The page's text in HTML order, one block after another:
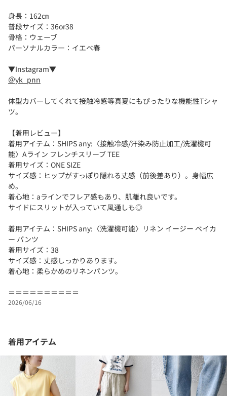
身長：162㎝
普段サイズ：36or38
骨格：ウェーブ
パーソナルカラー：イエベ春
▼Instagram▼
＠yk_pnn
体型カバーしてくれて接触冷感等真夏にもぴったりな機能性Tシャ
ツ。
【着用レビュー】
着用アイテム：SHIPS any:〈接触冷感/汗染み防止加工/洗濯機可
能〉Aライン フレンチスリーブ TEE
着用サイズ：ONE SIZE
サイズ感：ヒップがすっぽり隠れる丈感（前後差あり）。身幅広
め。
着心地：aラインでフレア感もあり、肌離れ良いです。
サイドにスリットが入っていて風通しも◎
着用アイテム：SHIPS any:〈洗濯機可能〉リネン イージー ベイカ
ー パンツ
着用サイズ：38
サイズ感：丈感しっかりあります。
着心地：柔らかめのリネンパンツ。
＝＝＝＝＝＝＝＝＝＝
2026/06/16
着用アイテム